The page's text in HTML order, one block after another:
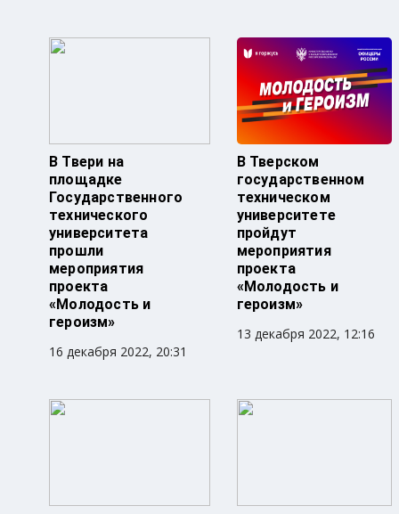
В Твери на
площадке
Государственного
технического
университета
прошли
мероприятия
проекта
«Молодость и
героизм»
16 декабря 2022, 20:31
В Тверском
государственном
техническом
университете
пройдут
мероприятия
проекта
«Молодость и
героизм»
13 декабря 2022, 12:16